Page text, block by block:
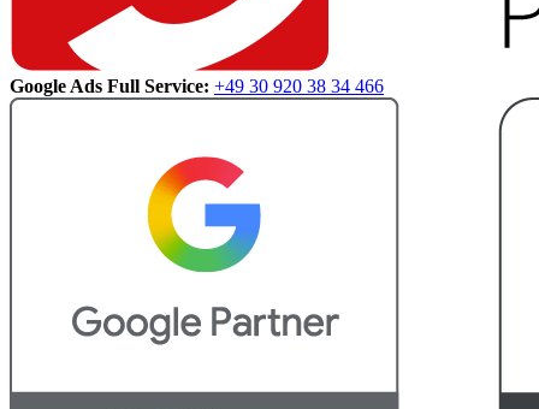
Google Ads Full Service: +49 30 920 38 34 466